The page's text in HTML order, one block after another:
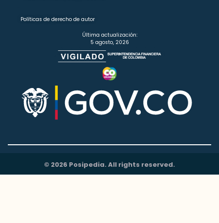
Políticas de derecho de autor
Última actualización:
5 agosto, 2026
© 2026 Posipedia. All rights reserved.